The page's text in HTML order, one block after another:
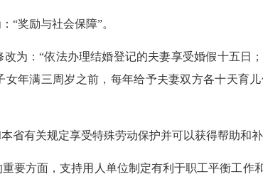
奖励与社会保障”。
：“依法办理结婚登记的夫妻享受婚假十五日
年满三周岁之前，每年给予夫妻双方各十天育
有关规定享受特殊劳动保护并可以获得帮助和补
方面，支持用人单位制定有利于职工平衡工作